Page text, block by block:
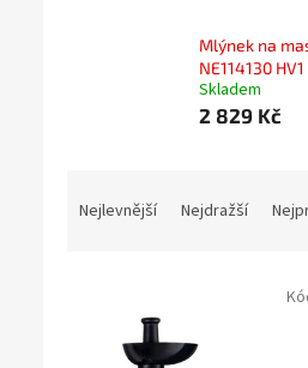
Mlýnek na
NE114130 HV1
Skladem
2 829 Kč
Nejlevnější Nejdražší